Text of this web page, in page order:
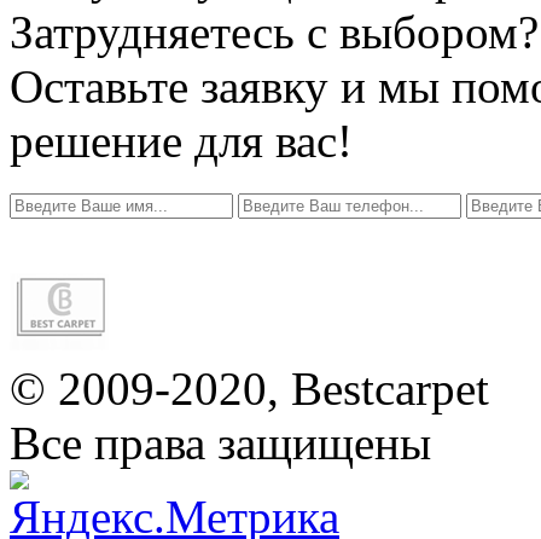
Затрудняетесь с выбором?
Оставьте заявку и мы
решение для вас!
© 2009-2020, Bestcarpet
Все права защищены